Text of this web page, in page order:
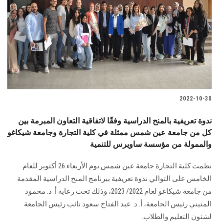
2022-10-30
ندوة تعريفية بالمنح الدراسية وفقًا لاتفاقية التعاون المبرمة بين
كل من جامعة عين شمس ممثلة في كلية التجارة وجامعة شيكاغو
والممولة من مؤسسة ساويرس للتنمية
نظمت كلية التجارة جامعة عين شمس يوم الأربعاء 26 أكتوبر للعام
الخامس على التوالي ندوة تعريفية ببرنامج المنح الدراسية المقدمة
من جامعة شيكاغو لعام 2022/ 2023، وذلك تحت رعاية أ. د. محمود
المتيني رئيس الجامعة، أ. د. عبد الفتاح سعود نائب رئيس الجامعة
لشئون التعليم والطلاب.